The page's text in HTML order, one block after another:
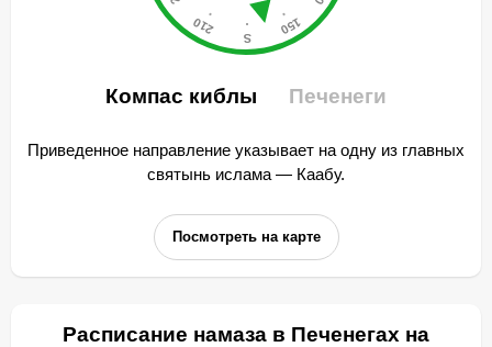
Компас киблы Печенеги
Приведенное направление указывает на одну из главных
святынь ислама — Каабу.
Посмотреть на карте
Расписание намаза в Печенегах на